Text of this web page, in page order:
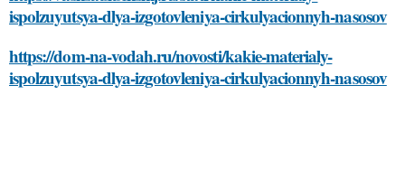
ispolzuyutsya-dlya-izgotovleniya-cirkulyacionnyh-nasosov
https://dom-na-vodah.ru/novosti/kakie-materialy-
ispolzuyutsya-dlya-izgotovleniya-cirkulyacionnyh-nasosov